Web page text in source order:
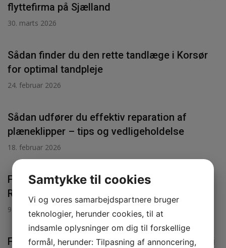
flyttefirma på Sjælland
30. marts 2026
Sådan finder du den rette tandlæge i Korsør
for optimal tandpleje
24. februar 2026
Sådan udfører du effektiv reparation af
plæneklipper – tips og vedligeholdelse
18. februar 2026
Få professionel og holdbar brolægning i
Ringsted til dine udendørsarealer
9. november 2025
Få professionel og fleksibel privat rengøring i
Samtykke til cookies
Vi og vores samarbejdspartnere bruger
teknologier, herunder cookies, til at
indsamle oplysninger om dig til forskellige
formål, herunder: Tilpasning af annoncering,